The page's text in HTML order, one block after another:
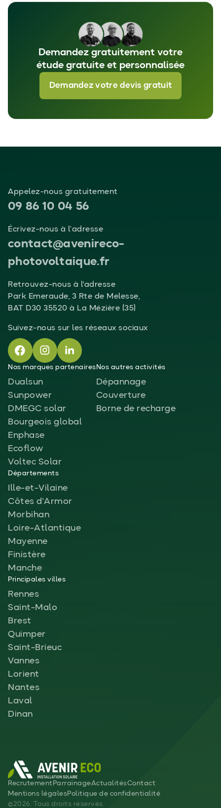
Demandez gratuitement votre
étude gratuite et personnalisée
Demandez votre devis gratuit
Appelez-nous gratuitement
09 86 10 04 56
Écrivez-nous à l’adresse
contact@avenireco-
photovoltaique.fr
Retrouvez-nous à l'adresse
Park Emeraude, 3 Rte de Melesse,
BAT D30 35520 à La Mézière (35)
Suivez-nous sur les réseaux sociaux
Nos marques partenaires
Dualsun
Sunpower
DMEGC solar
Bourgeois global
Enphase
Ecoflow
Voltec Solar
Nos autres activités
Dépannage
Couverture
Borne de recharge
Départements
Ille-et-Vilaine
Côtes d'Armor
Morbihan
Loire-Atlantique
Mayenne
Finistère
Manche
Principales villes
Rennes
Saint-Malo
Brest
Quimper
Saint-Brieuc
Vannes
Lorient
Nantes
Laval
Dinan
Recrutement ParrainageActualitésContact
Mentions légalesPolitique de confidentialité
©2026. Tous droits réservés.